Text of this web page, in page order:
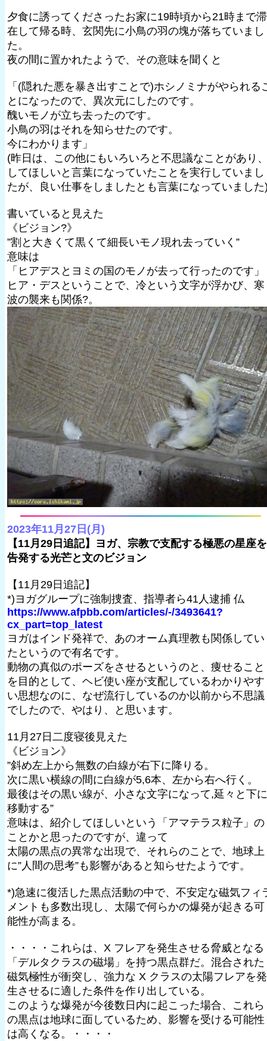
夕食に誘ってくださったお家に19時頃から21時まで滞
在して帰る時、玄関先に小鳥の羽の塊が落ちていまし
た。
夜の間に置かれたようで、その意味を聞くと
「(隠れた悪を暴き出すことで)ホシノミナがやられる
とになったので、異次元にしたのです。
醜いモノが立ち去ったのです。
小鳥の羽はそれを知らせたのです。
今にわかります」
(昨日は、この他にもいろいろと不思議なことがあり
してほしいと言葉になっていたことを実行していまし
たが、良い仕事をしましたとも言葉になっていました
書いていると見えた
《ビジョン?》
”割と大きくて黒くて細長いモノ現れ去っていく”
意味は
「ヒアデスとヨミの国のモノが去って行ったのです」
ヒア・デスということで、冷という文字が浮かび、寒
波の襲来も関係?。
2023年11月27日(月)
【11月29日追記】ヨガ、宗教で支配する極悪の星座を
告発する光芒と文のビジョン
【11月29日追記】
*)ヨガグループに強制捜査、指導者ら41人逮捕 仏
https://www.afpbb.com/articles/-/3493641?
cx_part=top_latest
ヨガはインド発祥で、あのオーム真理教も関係してい
たというので有名です。
動物の真似のポーズをさせるというのと、痩せること
を目的として、ヘビ使い座が支配しているわかりやす
い思想なのに、なぜ流行しているのか以前から不思議
でしたので、やはり、と思います。
11月27日二度寝後見えた
《ビジョン》
”斜め左上から無数の白線が右下に降りる。
次に黒い横線の間に白線が5,6本、左から右へ行く。
最後はその黒い線が、小さな文字になって,延々と下に
移動する”
意味は、紹介してほしいという「アマテラス粒子」の
ことかと思ったのですが、違って
太陽の黒点の異常な出現で、それらのことで、地球上
に”人間の思考”も影響があると知らせたようです。
*)急速に復活した黒点活動の中で、不安定な磁気フィ
メントも多数出現し、太陽で何らかの爆発が起きる可
能性が高まる。
・・・・これらは、X フレアを発生させる脅威となる
「デルタクラスの磁場」を持つ黒点群だ。混合された
磁気極性が衝突し、強力な X クラスの太陽フレアを発
生させるに適した条件を作り出している。
このような爆発が今後数日内に起こった場合、これら
の黒点は地球に面しているため、影響を受ける可能性
は高くなる。・・・・